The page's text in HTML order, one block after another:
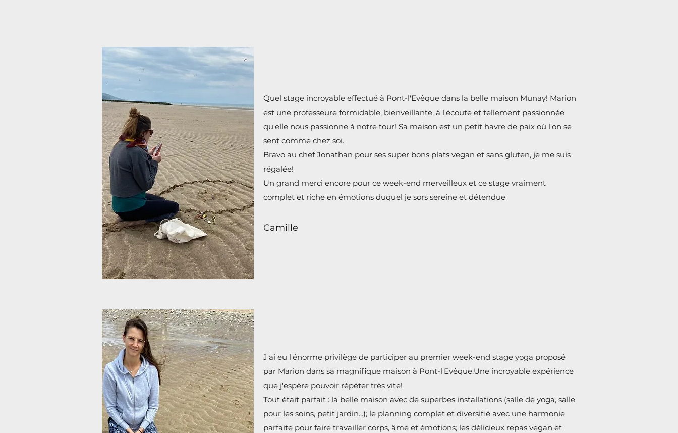
Quel stage incroyable effectué à Pont-l'Evêque dans la belle maison Munay! Marion
est une professeure formidable, bienveillante, à l'écoute et tellement passionnée
qu'elle nous passionne à notre tour! Sa maison est un petit havre de paix où l'on se
sent comme chez soi.
Bravo au chef Jonathan pour ses super bons plats vegan et sans gluten, je me suis
régalée!
Un grand merci encore pour ce week-end merveilleux et ce stage vraiment
complet et riche en émotions duquel je sors sereine et détendue
Camille
J'ai eu l'énorme privilège de participer au premier week-end stage yoga proposé
par Marion dans sa magnifique maison à Pont-l'Evêque.Une incroyable expérience
que j'espère pouvoir répéter très vite!
Tout était parfait : la belle maison avec de superbes installations (salle de yoga, salle
pour les soins, petit jardin...); le planning complet et diversifié avec une harmonie
parfaite pour faire travailler corps, âme et émotions; les délicieux repas vegan et